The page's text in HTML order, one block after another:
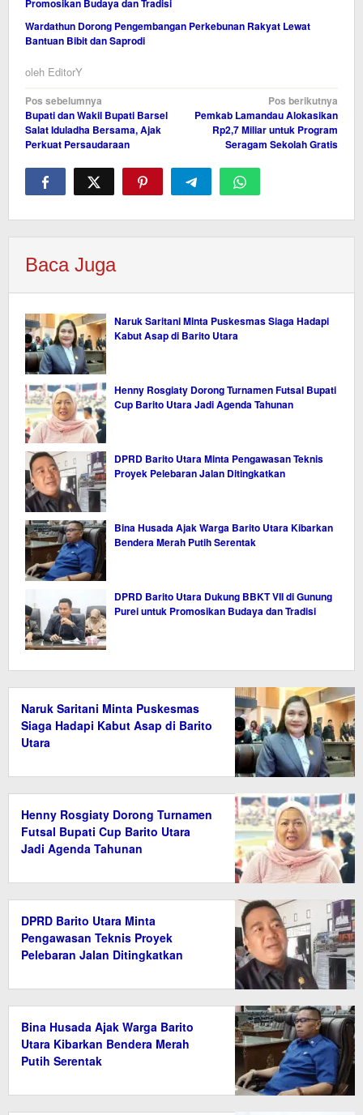
Promosikan Budaya dan Tradisi
Wardathun Dorong Pengembangan Perkebunan Rakyat Lewat
Bantuan Bibit dan Saprodi
oleh EditorY
Navigasi
pos
Pos sebelumnya
Bupati dan Wakil Bupati Barsel
Salat Iduladha Bersama, Ajak
Perkuat Persaudaraan
Pos berikutnya
Pemkab Lamandau Alokasikan
Rp2,7 Miliar untuk Program
Seragam Sekolah Gratis
Baca Juga
Naruk Saritani Minta Puskesmas Siaga Hadapi
Kabut Asap di Barito Utara
Henny Rosgiaty Dorong Turnamen Futsal Bupati
Cup Barito Utara Jadi Agenda Tahunan
DPRD Barito Utara Minta Pengawasan Teknis
Proyek Pelebaran Jalan Ditingkatkan
Bina Husada Ajak Warga Barito Utara Kibarkan
Bendera Merah Putih Serentak
DPRD Barito Utara Dukung BBKT VII di Gunung
Purei untuk Promosikan Budaya dan Tradisi
Naruk Saritani Minta Puskesmas
Siaga Hadapi Kabut Asap di Barito
Utara
Henny Rosgiaty Dorong Turnamen
Futsal Bupati Cup Barito Utara
Jadi Agenda Tahunan
DPRD Barito Utara Minta
Pengawasan Teknis Proyek
Pelebaran Jalan Ditingkatkan
Bina Husada Ajak Warga Barito
Utara Kibarkan Bendera Merah
Putih Serentak